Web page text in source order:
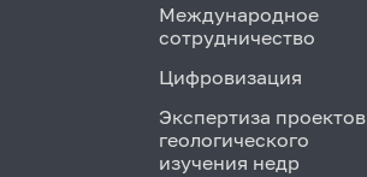
Международное
сотрудничество
Цифровизация
Экспертиза проектов
геологического
изучения недр